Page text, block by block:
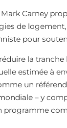
Carney
de
pour
la tranche
estimée à
un
– y
programme